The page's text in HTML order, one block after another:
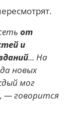
от
и
... На
новых
мог
— говорится